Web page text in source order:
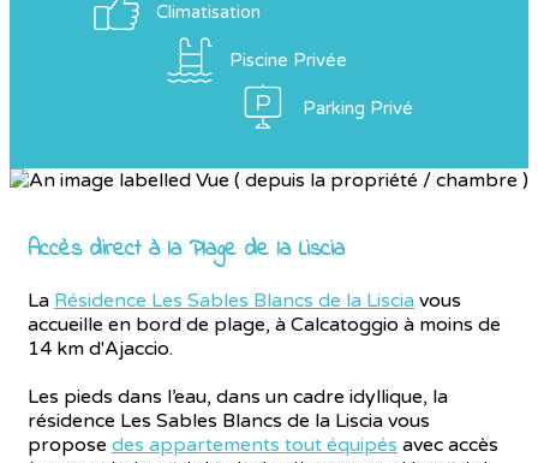
Climatisation
Piscine Privée
Parking Privé
Accès direct à la Plage de la Liscia
La Résidence Les Sables Blancs de la Liscia vous
accueille en bord de plage, à Calcatoggio à moins de
14 km d'Ajaccio.
Les pieds dans l’eau, dans un cadre idyllique, la
résidence Les Sables Blancs de la Liscia vous
propose des appartements tout équipés avec accès